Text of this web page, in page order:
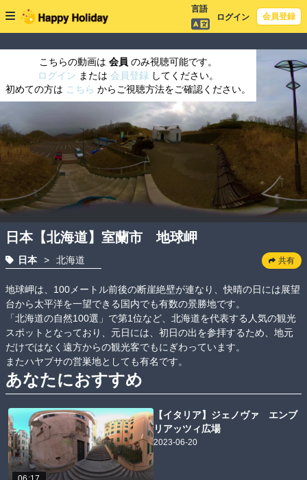
言語
ログイン
会員登録
こちらの動画は 会員 のみ視聴可能です。
ログイン または 会員登録 してください。
初めての方は こちら からご視聴方法をご確認ください。
日本【北海道】室蘭市 地球岬
日本 > 北海道 共有
地球岬は、100メートル前後の断崖絶壁が連なり、快晴の日には展望
台から太平洋を一望できる国内でも有数の景勝地です。
「北海道の自然100選」で第1位など、北海道を代表する人気の観光
スポットとなっており、元日には、初日の出を参拝するため、地元
だけではなく遠方からの観光客でもにぎわっています。
またハヤブサの営巣地としても有名です。
あなたにおすすめ
【イタリア】ジェノヴァ エンブ
リアッツィ広場
2023-06-20